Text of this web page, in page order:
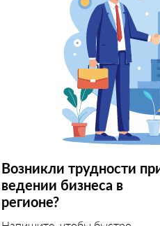
Возникли трудности
ведении бизнеса в
регионе?